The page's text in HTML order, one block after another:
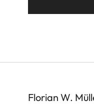
Florian W.